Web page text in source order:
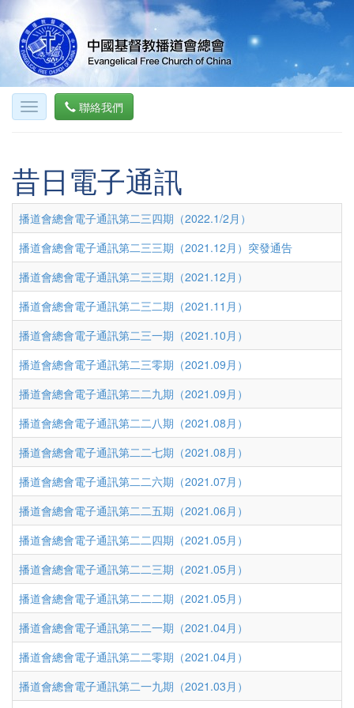
聯絡我們
昔日電子通訊
播道會總會電子通訊第二三四期（2022.1/2月）
播道會總會電子通訊第二三三期（2021.12月）突發通告
播道會總會電子通訊第二三三期（2021.12月）
播道會總會電子通訊第二三二期（2021.11月）
播道會總會電子通訊第二三一期（2021.10月）
播道會總會電子通訊第二三零期（2021.09月）
播道會總會電子通訊第二二九期（2021.09月）
播道會總會電子通訊第二二八期（2021.08月）
播道會總會電子通訊第二二七期（2021.08月）
播道會總會電子通訊第二二六期（2021.07月）
播道會總會電子通訊第二二五期（2021.06月）
播道會總會電子通訊第二二四期（2021.05月）
播道會總會電子通訊第二二三期（2021.05月）
播道會總會電子通訊第二二二期（2021.05月）
播道會總會電子通訊第二二一期（2021.04月）
播道會總會電子通訊第二二零期（2021.04月）
播道會總會電子通訊第二一九期（2021.03月）